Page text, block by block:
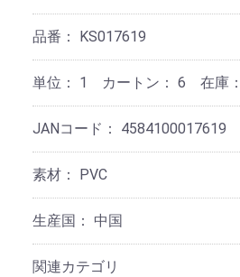
品番： KS017619
単位： 1 カートン： 6 在庫：
JANコード： 4584100017619
素材： PVC
生産国： 中国
関連カテゴリ